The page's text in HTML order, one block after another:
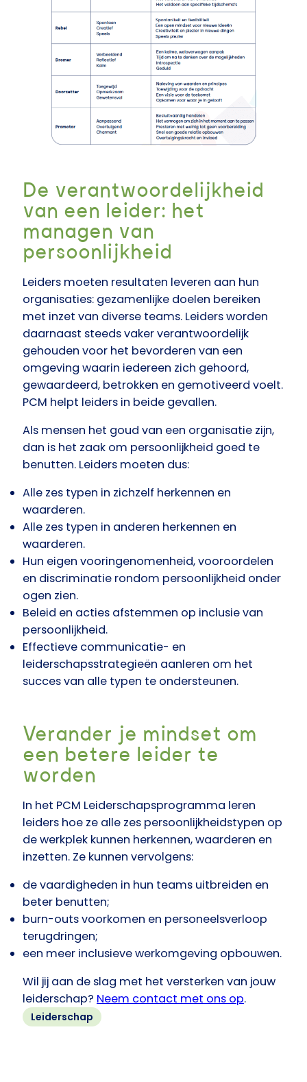
De verantwoordelijkheid
van een leider: het
managen van
persoonlijkheid
Leiders moeten resultaten leveren aan hun
organisaties: gezamenlijke doelen bereiken
met inzet van diverse teams. Leiders worden
daarnaast steeds vaker verantwoordelijk
gehouden voor het bevorderen van een
omgeving waarin iedereen zich gehoord,
gewaardeerd, betrokken en gemotiveerd voelt.
PCM helpt leiders in beide gevallen.
Als mensen het goud van een organisatie zijn,
dan is het zaak om persoonlijkheid goed te
benutten. Leiders moeten dus:
Alle zes typen in zichzelf herkennen en
waarderen.
Alle zes typen in anderen herkennen en
waarderen.
Hun eigen vooringenomenheid, vooroordelen
en discriminatie rondom persoonlijkheid onder
ogen zien.
Beleid en acties afstemmen op inclusie van
persoonlijkheid.
Effectieve communicatie- en
leiderschapsstrategieën aanleren om het
succes van alle typen te ondersteunen.
Verander je mindset om
een betere leider te
worden
In het PCM Leiderschapsprogramma leren
leiders hoe ze alle zes persoonlijkheidstypen op
de werkplek kunnen herkennen, waarderen en
inzetten. Ze kunnen vervolgens:
de vaardigheden in hun teams uitbreiden en
beter benutten;
burn-outs voorkomen en personeelsverloop
terugdringen;
een meer inclusieve werkomgeving opbouwen.
Wil jij aan de slag met het versterken van jouw
leiderschap? Neem contact met ons op.
Leiderschap